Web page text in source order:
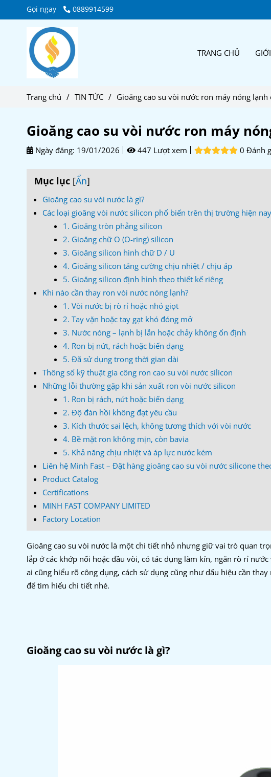
Gọi ngay 0889914599
TRANG CHỦ
Trang chủ / TIN TỨC / Gioăng cao su vòi nước ron máy nóng lạnh
Gioăng cao su vòi nước ron máy
Ngày đăng: 19/01/2026 447 Lượt xem 0 Đánh
Mục lục [Ẩn]
Gioăng cao su vòi nước là gì?
Các loại gioăng vòi nước silicon phổ biến trên thị trường hiện nay
1. Gioăng tròn phẳng silicon
2. Gioăng chữ O (O-ring) silicon
3. Gioăng silicon hình chữ D / U
4. Gioăng silicon tăng cường chịu nhiệt / chịu áp
5. Gioăng silicon định hình theo thiết kế riêng
Khi nào cần thay ron vòi nước nóng lạnh?
1. Vòi nước bị rò rỉ hoặc nhỏ giọt
2. Tay vặn hoặc tay gạt khó đóng mở
3. Nước nóng – lạnh bị lẫn hoặc chảy không ổn định
4. Ron bị nứt, rách hoặc biến dạng
5. Đã sử dụng trong thời gian dài
Thông số kỹ thuật gia công ron cao su vòi nước silicon
Những lỗi thường gặp khi sản xuất ron vòi nước silicon
1. Ron bị rách, nứt hoặc biến dạng
2. Độ đàn hồi không đạt yêu cầu
3. Kích thước sai lệch, không tương thích với vòi nước
4. Bề mặt ron không mịn, còn bavia
5. Khả năng chịu nhiệt và áp lực nước kém
Liên hệ Minh Fast – Đặt hàng gioăng cao su vòi nước silicone
Product Catalog
Certifications
MINH FAST COMPANY LIMITED
Factory Location
Gioăng cao su vòi nước là một chi tiết nhỏ nhưng giữ vai trò quan
lắp ở các khớp nối hoặc đầu vòi, có tác dụng làm kín, ngăn rò rỉ
ai cũng hiểu rõ công dụng, cách sử dụng cũng như dấu hiệu cần
để tìm hiểu chi tiết nhé.
Gioăng cao su vòi nước là gì?